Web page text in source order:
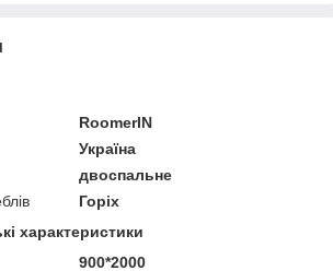
RoomerIN
Україна
двоспальне
Горіх
характеристики
900*2000